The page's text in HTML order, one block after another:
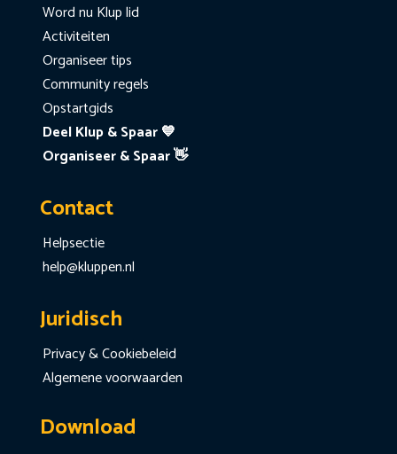
Word nu Klup lid
Activiteiten
Organiseer tips
Community regels
Opstartgids
Deel Klup & Spaar 💙
Organiseer & Spaar 👋
Contact
Helpsectie
help@kluppen.nl
Juridisch
Privacy & Cookiebeleid
Algemene voorwaarden
Download